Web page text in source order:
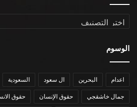
التصنيفات
الوسوم
اعدام البحرين ال سعود السعودية
جمال خاشقجي حقوق الإنسان حقوق